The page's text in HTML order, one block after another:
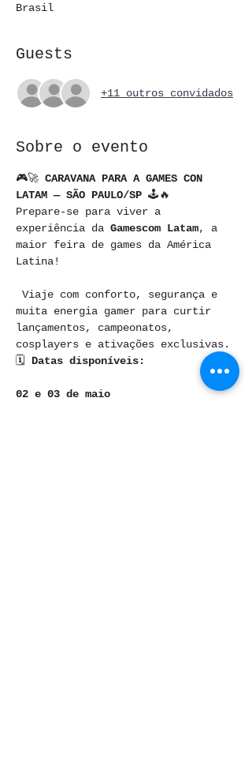
Brasil
Guests
+11 outros convidados
Sobre o evento
🎮🚀 CARAVANA PARA A GAMES CON
LATAM — SÃO PAULO/SP 🕹🔥
Prepare-se para viver a
experiência da Gamescom Latam, a
maior feira de games da América
Latina!
muita energia gamer para curtir
lançamentos, campeonatos,
cosplayers e ativações exclusivas.
🗓 Datas disponíveis:
02 e 03 de maio